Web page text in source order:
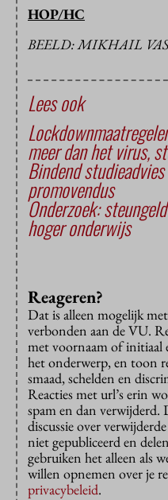
HOP/HC
BEELD: MIKHAIL
Lees ook
meer dan het virus,
Bindend
promovendus
Onderzoek:
hoger onderwijs
Reageren?
Dat is alleen mogelijk
verbonden aan de VU.
met voornaam of initiaal
het onderwerp, en toon
smaad, schelden en
Reacties met url’s erin
spam en dan verwijderd.
discussie over
niet gepubliceerd en
gebruiken het alleen als
willen opnemen over je
privacybeleid.